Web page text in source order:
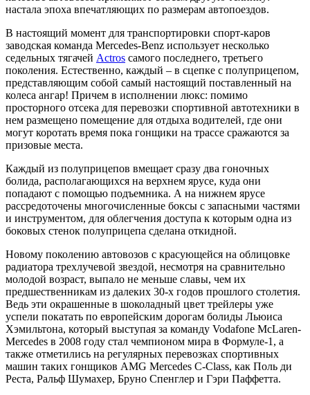
настала эпоха впечатляющих по размерам автопоездов.
В настоящий момент для транспортировки спорт-каров
заводская команда Mercedes-Benz использует несколько
седельных тягачей Actros самого последнего, третьего
поколения. Естественно, каждый – в сцепке с полуприцепом,
представляющим собой самый настоящий поставленный на
колеса ангар! Причем в исполнении люкс: помимо
просторного отсека для перевозки спортивной автотехники в
нем размещено помещение для отдыха водителей, где они
могут коротать время пока гонщики на трассе сражаются за
призовые места.
Каждый из полуприцепов вмещает сразу два гоночных
болида, располагающихся на верхнем ярусе, куда они
попадают с помощью подъемника. А на нижнем ярусе
рассредоточены многочисленные боксы с запасными частями
и инструментом, для облегчения доступа к которым одна из
боковых стенок полуприцепа сделана откидной.
Новому поколению автовозов с красующейся на облицовке
радиатора трехлучевой звездой, несмотря на сравнительно
молодой возраст, выпало не меньше славы, чем их
предшественникам из далеких 30-х годов прошлого столетия.
Ведь эти окрашенные в шоколадный цвет трейлеры уже
успели покатать по европейским дорогам болиды Льюиса
Хэмильтона, который выступая за команду Vodafone McLaren-
Mercedes в 2008 году стал чемпионом мира в Формуле-1, а
также отметились на регулярных перевозках спортивных
машин таких гонщиков AMG Mercedes C-Class, как Поль ди
Реста, Ральф Шумахер, Бруно Спенглер и Гэри Паффетта.